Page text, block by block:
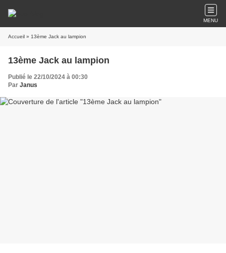
MENU
Accueil » 13ème Jack au lampion
13ème Jack au lampion
Publié le 22/10/2024 à 00:30
Par Janus